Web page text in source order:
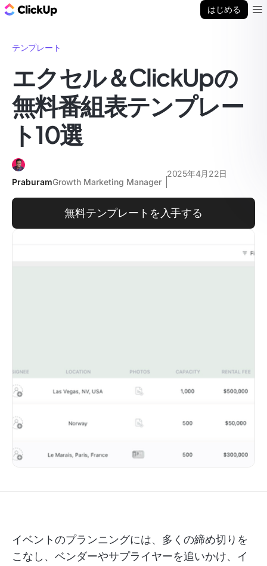
はじめる
テンプレート
エクセル＆ClickUpの
無料番組表テンプレー
ト10選
PraburamGrowth Marketing Manager
2025年4月22日
無料テンプレートを入手する
イベントのプランニングには、多くの締め切りを
こなし、ベンダーやサプライヤーを追いかけ、イ